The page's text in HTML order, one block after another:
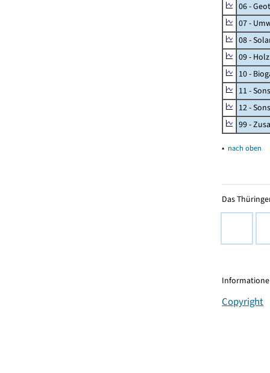
06 -
07 -
08 -
09 - Holz
10 -
11 -
12 -
99 -
▴ nach oben
Das
Copyright